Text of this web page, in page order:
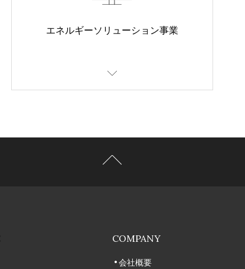
エネルギーソリューション事業
COMPANY
会社概要